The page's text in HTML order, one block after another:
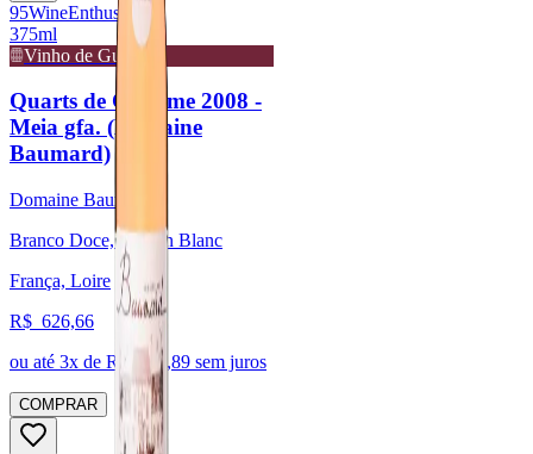
95WineEnthusiast
375ml
Vinho de Guarda
Quarts de Chaume 2008 -
Meia gfa. (Domaine
Baumard)
Domaine Baumard
Branco Doce, Chenin Blanc
França, Loire
R$ 626,66
ou até 3x de R$ 208,89 sem juros
COMPRAR